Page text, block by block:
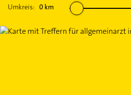
Umkreis: 0 km